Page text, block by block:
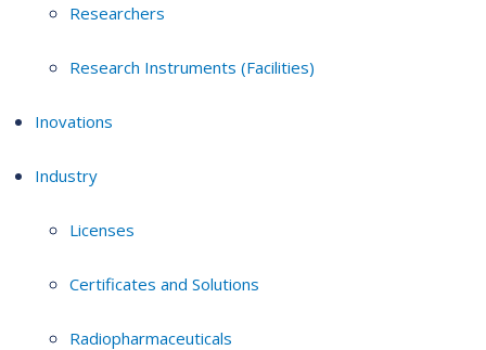
Researchers
Research Instruments (Facilities)
Inovations
Industry
Licenses
Certificates and Solutions
Radiopharmaceuticals